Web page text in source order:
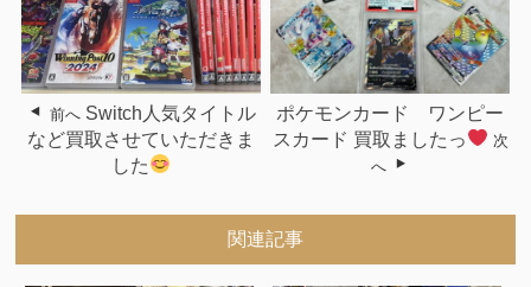
前へ Switch人気タイトル
など買取させていただきま
した
ポケモンカード ワンピー
スカード 買取ましたっ
次
へ
関連記事